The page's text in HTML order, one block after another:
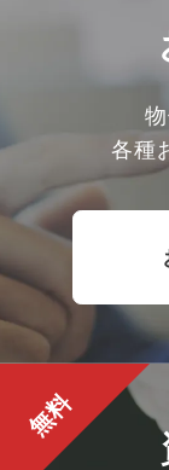
各種
無料